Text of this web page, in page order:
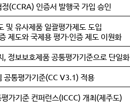
(CCRA) 인증서 발행국 가입 승인
및 유사제품 일괄평가제도 도입
제도와 국제용 평가·인증 제도 이원화
, 정보보호제품 공통평가기준으로 단일화
공통평가기준(CC V3.1) 적용
가기준 컨퍼런스(ICCC) 개최(제주도)